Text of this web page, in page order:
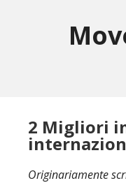
2 Migliori
Originariamente